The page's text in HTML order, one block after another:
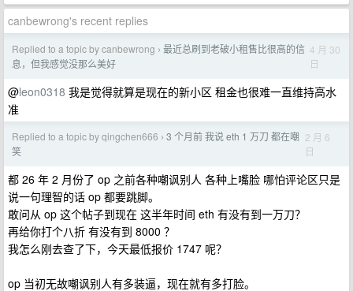
canbewrong's recent replies
Replied to a topic by canbewrong › 最近总刷到老破小租售比很高的信
息，但我感觉没那么美好
4 月 30
日
@leon0318 我是觉得就算是现在的新小区 租金也很难一直维持高水
准
Replied to a topic by qingchen666 › 3 个月前 我说 eth 1 万刀 都在嘲
笑
2 月 6
日
都 26 年 2 月份了 op 之前各种嘲讽别人 各种上嘴脸 哪怕评论区只是
说一句理智的话 op 都要跳脚。
敢问从 op 这个帖子到现在 这半年时间 eth 有没有到一万刀？
再给你打个八折 有没有到 8000 ？
我怎么刚去查了下，今天最低报价 1747 呢？
op 当初无故嘲讽别人有多装逼，现在就有多打脸。